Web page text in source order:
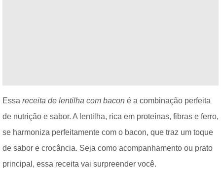
Essa receita de lentilha com bacon é a combinação perfeita
de nutrição e sabor. A lentilha, rica em proteínas, fibras e ferro,
se harmoniza perfeitamente com o bacon, que traz um toque
de sabor e crocância. Seja como acompanhamento ou prato
principal, essa receita vai surpreender você.